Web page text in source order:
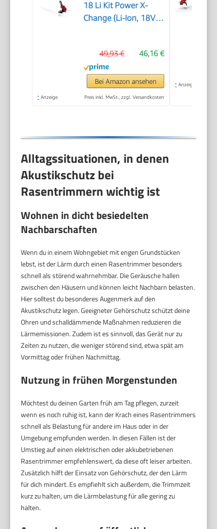
18 Li Kit Power X-
Change (Li-Ion, 18V,
Kunststoffmesser,
inkl. 2,0Ah Akku und
Ladegerät)
46,16 €
49,93 €
Bei Amazon ansehen
* Anzeige Preis inkl. MwSt., zzgl. Versandkosten
* Anzeige
Alltagssituationen, in denen
Akustikschutz bei
Rasentrimmern wichtig ist
Wohnen in dicht besiedelten
Nachbarschaften
Wenn du in einem Wohngebiet mit engen Grundstücken
lebst, ist der Lärm durch einen Rasentrimmer besonders
schnell als störend wahrnehmbar. Die Geräusche hallen
zwischen den Häusern und können leicht Nachbarn belasten.
Hier solltest du besonderes Augenmerk auf den
Akustikschutz legen. Geeigneter Gehörschutz schützt deine
Ohren und schalldämmende Maßnahmen reduzieren die
Lärmemissionen. Zudem ist es sinnvoll, das Gerät nur zu
Zeiten zu nutzen, die weniger störend sind, etwa spät am
Vormittag oder frühen Nachmittag.
Nutzung in frühen Morgenstunden
Möchtest du deinen Garten früh am Tag pflegen, zurzeit
wenn es noch ruhig ist, kann der Krach eines Rasentrimmers
schnell als Belastung für andere im Haus oder in der
Umgebung empfunden werden. In diesen Fällen ist der
Umstieg auf einen elektrischen oder akkubetriebenen
Rasentrimmer empfehlenswert, da diese oft leiser arbeiten.
Zusätzlich hilft der Einsatz von Gehörschutz, der den Lärm
für dich mindert. Es empfiehlt sich außerdem, die Trimmzeit
kurz zu halten, um die Lärmbelastung für alle gering zu
halten.